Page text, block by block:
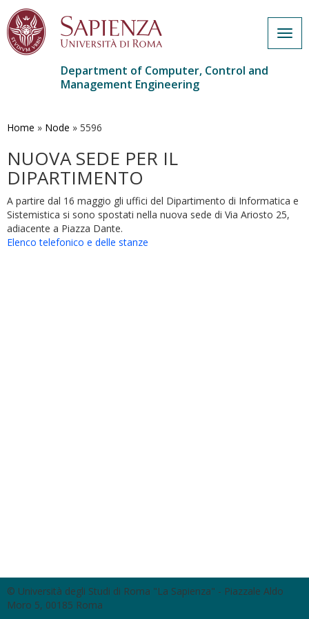
main
Department of Computer, Control and
Management Engineering
Home » Node » 5596
NUOVA SEDE PER IL
DIPARTIMENTO
A partire dal 16 maggio gli uffici del Dipartimento di Informatica e
Sistemistica si sono spostati nella nuova sede di Via Ariosto 25,
adiacente a Piazza Dante.
Elenco telefonico e delle stanze
© Università degli Studi di Roma "La Sapienza" - Piazzale Aldo
Moro 5, 00185 Roma